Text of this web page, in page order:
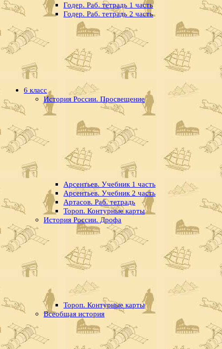
Годер. Раб. тетрадь 1 часть
Годер. Раб. тетрадь 2 часть
6 класс
История России. Просвещение
Арсентьев. Учебник 1 часть
Арсентьев. Учебник 2 часть
Артасов. Раб. тетрадь
Тороп. Контурные карты
История России. Дрофа
Тороп. Контурные карты
Всеобщая история